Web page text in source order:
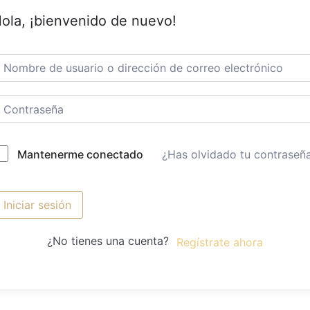
¡bienvenido de nuevo!
Mantenerme conectado ¿Has olvidado tu
Iniciar sesión
¿No tienes una cuenta? Regístrate ahora